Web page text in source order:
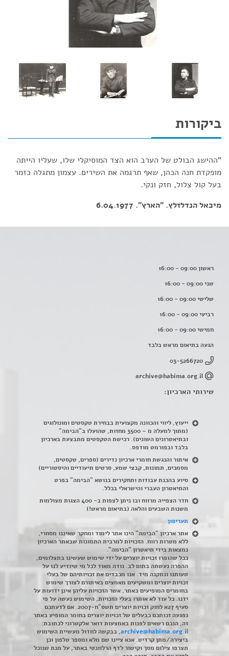
ביקורות
"ההישג הבולט של הערב הוא הצד המוסיקלי שלו, שעליו הייתה
מופקדת חנה הכהן, שאף תרגמה את השירים. עצמון מתגלה כזמר
בעל קול צלול, חזק ונקי.
מיכאל הנדלזלץ. "הארץ". 6.04.1977
ראשון 09:00 - 16:00
שני 09:00 - 16:00
שלישי 09:00 - 16:00
רביעי 09:00 - 16:00
חמישי 09:00 - 16:00
הגעה בתיאום מראש בלבד
03-5266720
archive@habima.org.il
שירותי הארכיון:
ייעוץ, ליווי והכוונה מקצועית בבחירת טקסטים ומונולוגים
(מתוך למעלה מ – 3500 מחזות, שהועלו ב"הבימה"
ובתיאטרונים השונים). רכישת הטקסטים מתבצעת בארכיון
בלבד ובפורמט מודפס.
איתור והנגשת חומרי ארכיון נדירים (ספרים, טקסטים,
מסמכים, תמונות, קבצי שמע, סרטים תיעודיים והיסטוריים)
סיוע בהכנת עבודות ותחקירים בנושא "הבימה" בפרט
והתיאטרון העברי והישראלי בכלל.
חדר הצפייה מרווח ובו ניתן לצפות ב- 400 הצגות מצולמות
משנות השבעים והלאה (בתיאום מראש!)
תעריפון
אתר ארכיון "הבימה" הינו אתר לימוד ומחקר שאיננו מסחרי,
ללא מטרות רווח. הזכויות למרבית התמונות שבאתר הארכיון
נמצאות בידי תיאטרון "הבימה".
ככל שהופרו זכויות יוצרים על ידי שימוש שעשינו בתצלומים,
ההפרה נעשתה בתום לב. נודה מאוד לכל מי שיודיע לנו על
טעותנו ונתקנה מיד. אנו מכבדים את זכויותיהם של בעלי
זכויות יוצרים ומשקיעים מאמצים באיתורם לצורך שימוש
בחומרים המופיעים באתר, אשר הזכויות עליהן אינן ידועות על
ידנו. כל עוד לא אותרו בעלי הזכויות, השימוש נעשה על פי
סעיף 27א לחוק זכויות יוצרים תשס"ח-2007. אם לדעתכם
נפגעה זכותכם כבעלים של זכויות יוצרים בחומר המופיע באתר
זה, הנכם רשאים לפנות באמצעות דואר אלקטרוני לכתובת:
archive@habima.org.il, בבקשה לחדול מעשיית השימוש
ביצירה/מתן קרדיט. אנא ציינו שם מלא ומספר טלפון וכן
תצרפו צילום מסך וקישור לדף הרלוונטי באתר, על מנת שנוכל